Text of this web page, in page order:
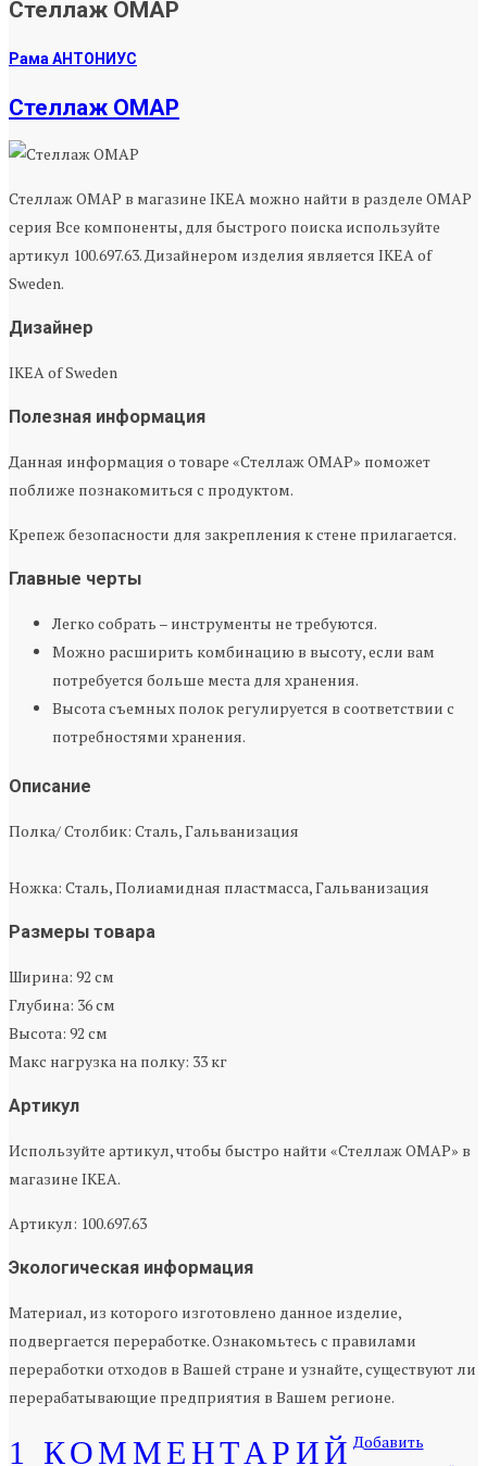
Стеллаж ОМАР
Рама АНТОНИУС
Стеллаж ОМАР
Стеллаж ОМАР в магазине IKEA можно найти в разделе ОМАР
серия Все компоненты, для быстрого поиска используйте
артикул 100.697.63. Дизайнером изделия является IKEA of
Sweden.
Дизайнер
IKEA of Sweden
Полезная информация
Данная информация о товаре «Стеллаж ОМАР» поможет
поближе познакомиться с продуктом.
Крепеж безопасности для закрепления к стене прилагается.
Главные черты
Легко собрать – инструменты не требуются.
Можно расширить комбинацию в высоту, если вам
потребуется больше места для хранения.
Высота съемных полок регулируется в соответствии с
потребностями хранения.
Описание
Полка/ Столбик: Сталь, Гальванизация
Ножка: Сталь, Полиамидная пластмасса, Гальванизация
Размеры товара
Ширина: 92 см
Глубина: 36 см
Высота: 92 см
Макс нагрузка на полку: 33 кг
Артикул
Используйте артикул, чтобы быстро найти «Стеллаж ОМАР» в
магазине IKEA.
Артикул: 100.697.63
Экологическая информация
Материал, из которого изготовлено данное изделие,
подвергается переработке. Ознакомьтесь с правилами
переработки отходов в Вашей стране и узнайте, существуют ли
перерабатывающие предприятия в Вашем регионе.
1 КОММЕНТАРИЙДобавить